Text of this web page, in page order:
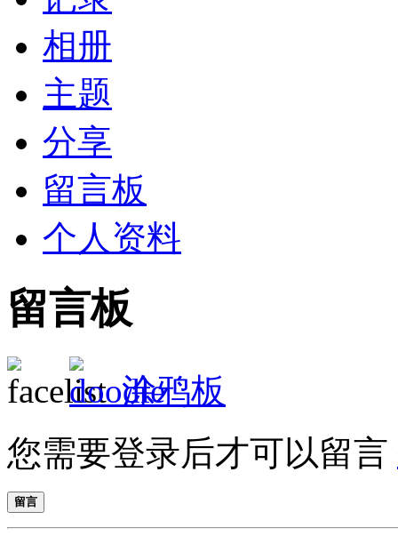
相册
主题
分享
留言板
个人资料
留言板
涂鸦板
您需要登录后才可以留言
留言